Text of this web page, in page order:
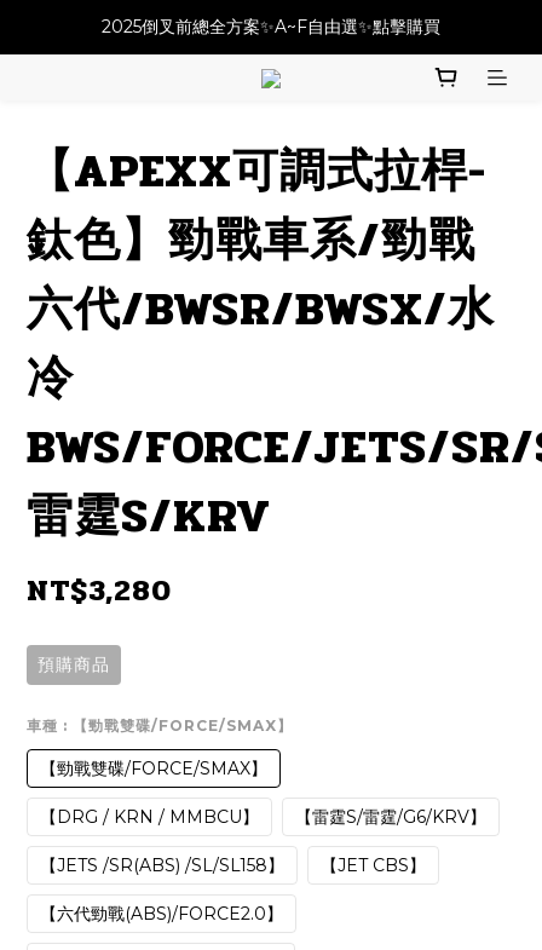
必改龍頭四件套⚡️不用五千六!! 優惠價只要 $ 4899💥
2025倒叉前總全方案✨A~F自由選✨點擊購買
必改龍頭四件套⚡️不用五千六!! 優惠價只要 $ 4899💥
【APEXX可調式拉桿-
鈦色】勁戰車系/勁戰
六代/BWSR/BWSX/水
冷
BWS/FORCE/JETS/
雷霆S/KRV
NT$3,280
預購商品
車種 : 【勁戰雙碟/FORCE/SMAX】
【勁戰雙碟/FORCE/SMAX】
【DRG / KRN / MMBCU】 【雷霆S/雷霆/G6/KRV】
【JETS /SR(ABS) /SL/SL158】 【JET CBS】
【六代勁戰(ABS)/FORCE2.0】